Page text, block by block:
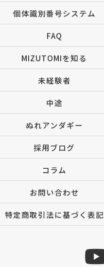
個体識別番号システム
FAQ
MIZUTOMIを知る
未経験者
中途
ぬれアンダギー
採用ブログ
コラム
お問い合わせ
特定商取引法に基づく表記